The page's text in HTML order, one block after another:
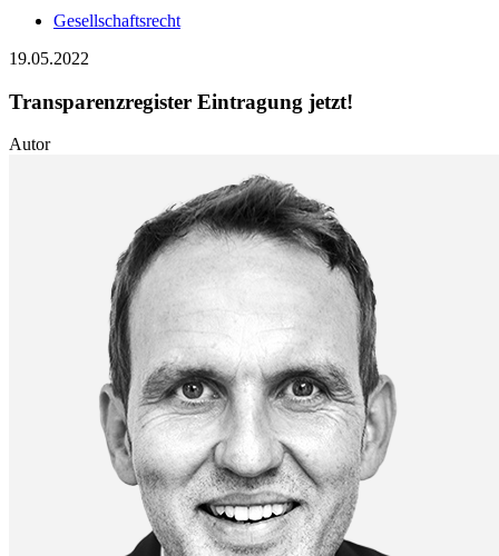
Gesellschaftsrecht
19.05.2022
Transparenzregister Eintragung jetzt!
Autor